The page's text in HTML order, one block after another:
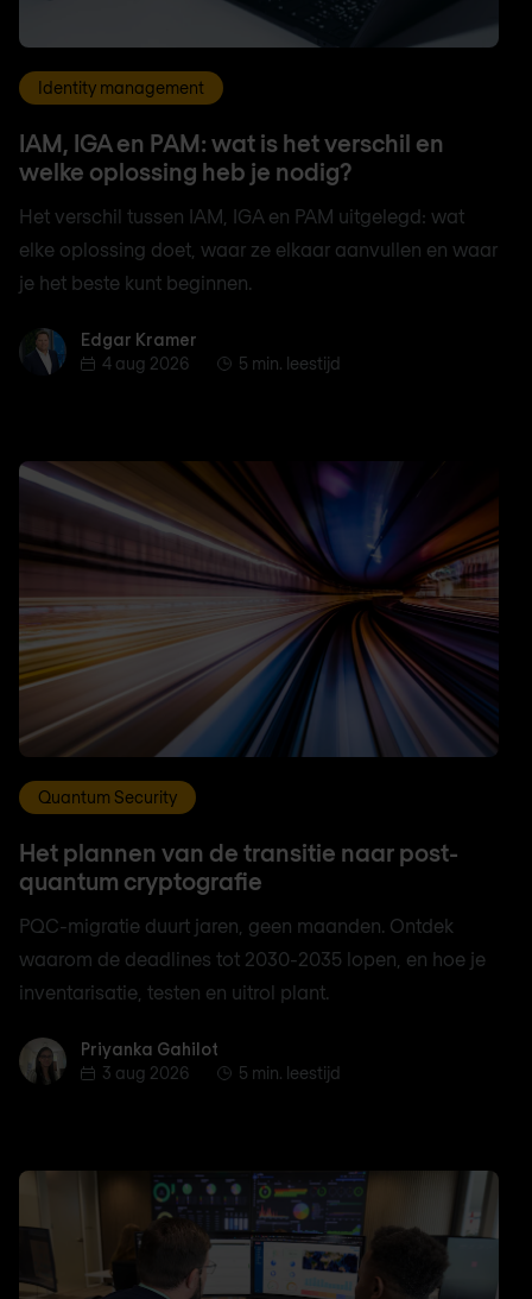
Identity management
IAM, IGA en PAM: wat is het verschil en
welke oplossing heb je nodig?
Het verschil tussen IAM, IGA en PAM uitgelegd: wat
elke oplossing doet, waar ze elkaar aanvullen en waar
je het beste kunt beginnen.
Edgar KramerEdgar Kramer
4 aug 2026
5 min. leestijd
Quantum Security
Het plannen van de transitie naar post-
quantum cryptografie
PQC-migratie duurt jaren, geen maanden. Ontdek
waarom de deadlines tot 2030-2035 lopen, en hoe je
inventarisatie, testen en uitrol plant.
Priyanka Gahilot
Priyanka Gahilot
3 aug 2026
5 min. leestijd